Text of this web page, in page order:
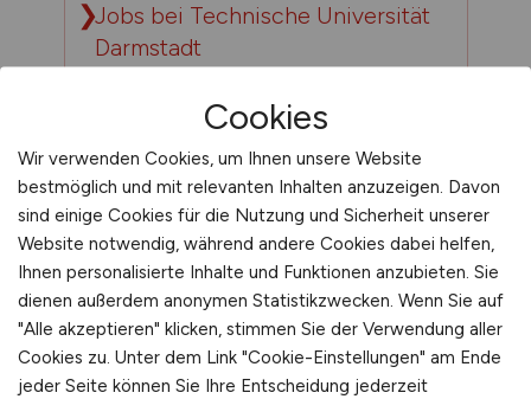
Jobs bei Technische Universität
Darmstadt
Jobs bei TECLAC Werner GmbH
Jobs bei tegut... gute Lebensmittel
GmbH & Co. KG
Jobs bei tegut... Vertriebs GmbH &
Co. KG
Cookies
Wir verwenden Cookies, um Ihnen unsere Website
bestmöglich und mit relevanten Inhalten anzuzeigen. Davon
sind einige Cookies für die Nutzung und Sicherheit unserer
Website notwendig, während andere Cookies dabei helfen,
Ihnen personalisierte Inhalte und Funktionen anzubieten. Sie
dienen außerdem anonymen Statistikzwecken. Wenn Sie auf
"Alle akzeptieren" klicken, stimmen Sie der Verwendung aller
Cookies zu. Unter dem Link "Cookie-Einstellungen" am Ende
jeder Seite können Sie Ihre Entscheidung jederzeit